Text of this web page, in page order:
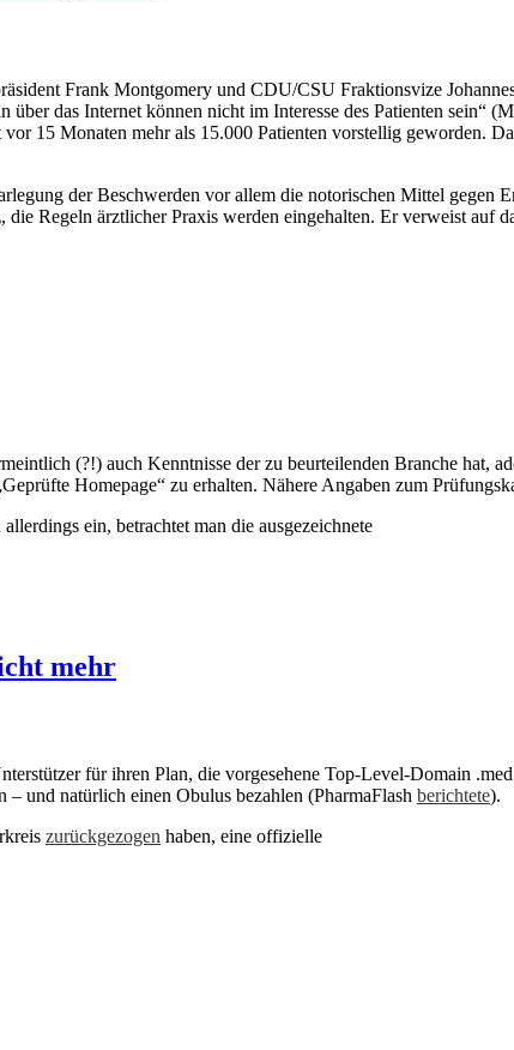
Frank Montgomery und CDU/CSU Fraktionsvize
das Internet können nicht im Interesse des Patienten sein“
15 Monaten mehr als 15.000 Patienten vorstellig geworden.
der Beschwerden vor allem die notorischen Mittel gegen
die Regeln ärztlicher Praxis werden eingehalten. Er verweist auf
(?!) auch Kenntnisse der zu beurteilenden Branche hat,
Homepage“ zu erhalten. Nähere Angaben zum
ein, betrachtet man die ausgezeichnete
mehr
für ihren Plan, die vorgesehene Top-Level-Domain
– und natürlich einen Obulus bezahlen (PharmaFlash berichtete).
zurückgezogen haben, eine offizielle